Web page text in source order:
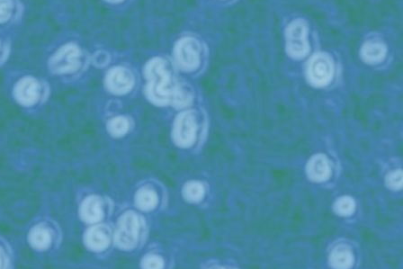
Recent Posts
Városi hő: hőkamera-vizsgálat Budapesten
július 1, 2025
BEHOLDER: A közterületek biztonságának
javítása Európában
Egy felmérés feltárja Erzsébetváros lakóinak
tapasztalatait és aggályait a városi
hőszigetekkel kapcsolatban